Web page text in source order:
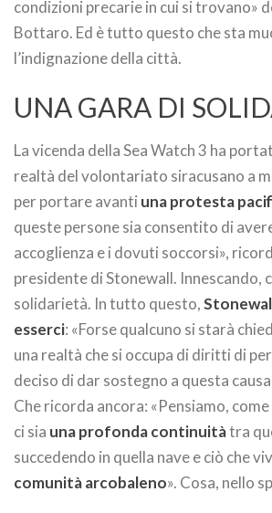
condizioni precarie in cui si trovano»
Bottaro. Ed è tutto questo che sta
l’indignazione della città.
UNA GARA DI
La vicenda della Sea Watch 3 ha
realtà del volontariato siracusano a
per portare avanti una protesta
queste persone sia consentito di
accoglienza e i dovuti soccorsi»,
presidente di Stonewall. Innescando,
solidarietà. In tutto questo,
esserci: «Forse qualcuno si starà
una realtà che si occupa di diritti di
deciso di dar sostegno a questa
Che ricorda ancora: «Pensiamo,
ci sia una profonda continuitàtra
succedendo in quella nave e ciò che
comunità arcobaleno». Cosa, nello